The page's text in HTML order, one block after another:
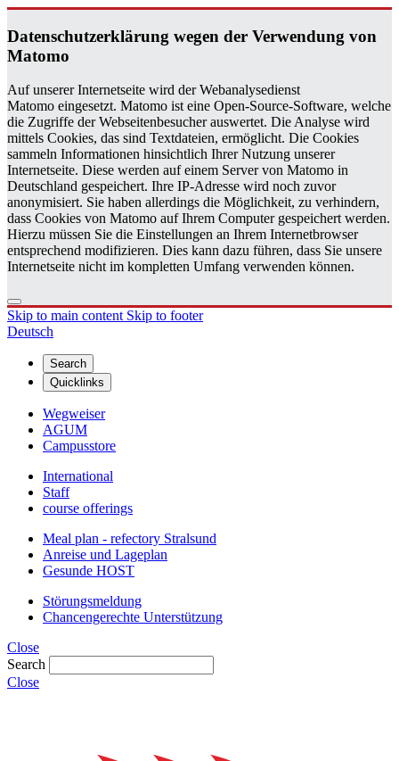
Daten­schutzerklärung wegen der Ver­wen­dung von
Matomo
Auf unserer Internetseite wird der Webanalysedienst
Matomo eingesetzt. Matomo ist eine Open-Source-Software, welche
die Zugriffe der Webseitenbesucher auswertet. Die Analyse wird
mittels Cookies, das sind Textdateien, ermöglicht. Die Cookies
sammeln Informationen hinsichtlich Ihrer Nutzung unserer
Internetseite. Diese werden auf einem Server von Matomo in
Deutschland gespeichert. Ihre IP-Adresse wird noch zuvor
anonymisiert. Sie haben allerdings die Möglichkeit, zu verhindern,
dass Cookies von Matomo auf Ihrem Computer gespeichert werden.
Hierzu müssen Sie die Einstellungen an Ihrem Internetbrowser
entsprechend modifizieren. Dies kann dazu führen, dass Sie unsere
Internetseite nicht im kompletten Umfang verwenden können.
Skip to main content Skip to footer
Deutsch
Search
Quicklinks
Wegweiser
AGUM
Campusstore
International
Staff
course offerings
Meal plan - refectory Stralsund
Anreise und Lageplan
Gesunde HOST
Störungsmeldung
Chancengerechte Unterstützung
Close
Search
Close